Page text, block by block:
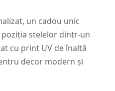
un cadou unic
stelelor dintr-un
cu print UV de înaltă
decor modern și